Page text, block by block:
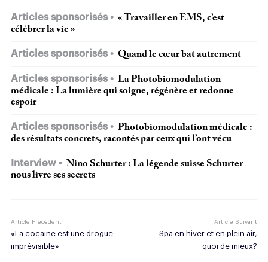
Articles sponsorisés
« Travailler en EMS, c’est
célébrer la vie »
Articles sponsorisés Quand le cœur bat autrement
Articles sponsorisés
La Photobiomodulation
médicale : La lumière qui soigne, régénère et redonne
espoir
Articles sponsorisés
Photobiomodulation médicale :
des résultats concrets, racontés par ceux qui l’ont vécu
Interview
Nino Schurter : La légende suisse Schurter
nous livre ses secrets
Article Précédent
«La cocaïne est une drogue
imprévisible»
Article Suivant
Spa en hiver et en plein air,
quoi de mieux?